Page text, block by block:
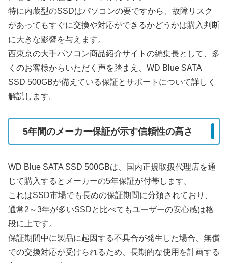
特に内蔵型のSSDはパソコンの要ですから、故障リスク
があってもすぐに交換や対応ができるかどうかは購入判断
に大きな影響を与えます。
西東京の大手パソコン商品紹介サイトの編集長として、多
くのお客様からいただく声を踏まえ、WD Blue SATA
SSD 500GBが備えている保証とサポートについて詳しく
解説します。
5年間のメーカー保証が示す信頼性の高さ
WD Blue SATA SSD 500GBは、国内正規取扱代理店を通
じて購入するとメーカーの5年保証が付帯します。
これはSSD市場でも長めの保証期間に分類されており、
通常2～3年が多いSSDと比べてもユーザーの安心感は格
段に上です。
保証期間中に製品に起因する不具合が発生した場合、無償
での交換対応が受けられるため、長期的な使用を計画する